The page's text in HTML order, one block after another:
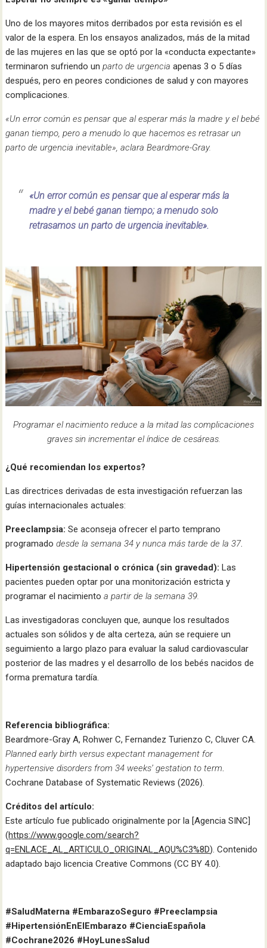
Uno de los mayores mitos derribados por esta revisión es el
valor de la espera. En los ensayos analizados, más de la mitad
de las mujeres en las que se optó por la «conducta expectante»
terminaron sufriendo unparto de urgencia apenas 3 o 5 días
después, pero en peores condiciones de salud y con mayores
complicaciones.
«Un error común es pensar que al esperar más la madre y el bebé
ganan tiempo, pero a menudo lo que hacemos es retrasar un
parto de urgencia inevitable», aclara Beardmore-Gray.
«Un error común es pensar que al esperar más la
madre y el bebé ganan tiempo; a menudo solo
retrasamos un parto de urgencia inevitable».
Programar el nacimiento reduce a la mitad las complicaciones
graves sin incrementar el índice de cesáreas.
¿Qué recomiendan los expertos?
Las directrices derivadas de esta investigación refuerzan las
guías internacionales actuales:
Preeclampsia: Se aconseja ofrecer el parto temprano
programadodesde la semana 34 y nunca más tarde de la 37.
Hipertensión gestacional o crónica (sin gravedad): Las
pacientes pueden optar por una monitorización estricta y
programar el nacimientoa partir de la semana 39.
Las investigadoras concluyen que, aunque los resultados
actuales son sólidos y de alta certeza, aún se requiere un
seguimiento a largo plazo para evaluar la salud cardiovascular
posterior de las madres y el desarrollo de los bebés nacidos de
forma prematura tardía.
Referencia bibliográfica:
Beardmore-Gray A, Rohwer C, Fernandez Turienzo C, Cluver CA.
Planned early birth versus expectant management for
hypertensive disorders from 34 weeks’ gestation to term.
Cochrane Database of Systematic Reviews (2026).
Créditos del artículo:
Este artículo fue publicado originalmente por la [Agencia SINC]
(https://www.google.com/search?
q=ENLACE_AL_ARTICULO_ORIGINAL_AQU%C3%8D). Contenido
adaptado bajo licencia Creative Commons (CC BY 4.0).
#SaludMaterna #EmbarazoSeguro #Preeclampsia
#HipertensiónEnElEmbarazo #CienciaEspañola
#Cochrane2026 #HoyLunesSalud